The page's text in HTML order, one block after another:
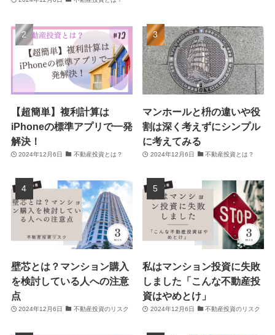
【超簡単】複利計算は
iPhoneの標準アプリで一発
解決！
2024年12月6日 不動産投資とは？
マンホールと枡の違いや役
割は深く考えずにシンプル
に考えてみる
2024年12月6日 不動産投資とは？
壁芯とは？マンション購入
を検討している人への注意
点
2024年12月6日 不動産投資のリスク
私はマンション投資に失敗
しました「こんな不動産投
資はやめとけ」
2024年12月6日 不動産投資のリスク